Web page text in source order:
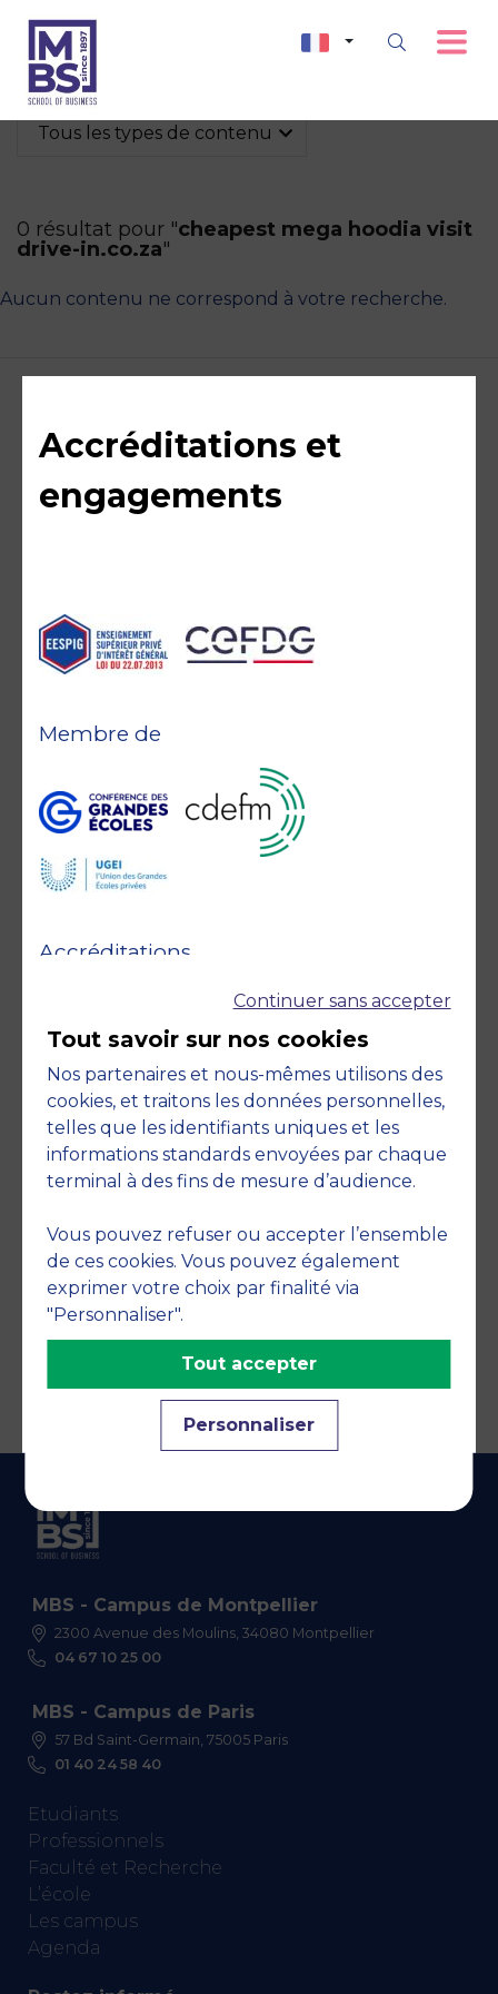
Tous les types de contenu
0 résultat pour "cheapest mega hoodia visit
drive-in.co.za"
Aucun contenu ne correspond à votre recherche.
Accréditations et
engagements
Accréditations
Membre de
Engagements
MBS - Campus de Montpellier
2300 Avenue des Moulins, 34080 Montpellier
04 67 10 25 00
MBS - Campus de Paris
57 Bd Saint-Germain, 75005 Paris
01 40 24 58 40
Etudiants
Professionnels
Faculté et Recherche
L’école
Les campus
Agenda
Continuer sans accepter
Tout savoir sur nos cookies
Nos partenaires et nous-mêmes utilisons des
cookies, et traitons les données personnelles,
telles que les identifiants uniques et les
informations standards envoyées par chaque
terminal à des fins de mesure d’audience.
Vous pouvez refuser ou accepter l’ensemble
de ces cookies. Vous pouvez également
exprimer votre choix par finalité via
"Personnaliser".
Personnaliser
Tout accepter